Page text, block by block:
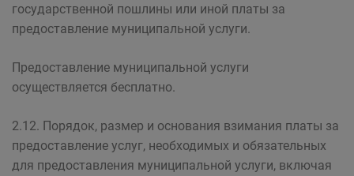
государственной пошлины или иной платы за
предоставление муниципальной услуги.
Предоставление муниципальной услуги
осуществляется бесплатно.
2.12. Порядок, размер и основания взимания платы за
предоставление услуг, необходимых и обязательных
для предоставления муниципальной услуги, включая